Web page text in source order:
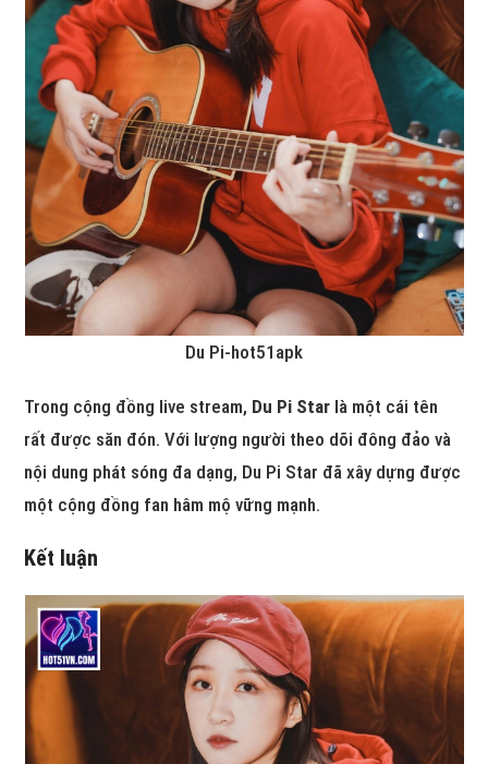
Du Pi-hot51apk
Trong cộng đồng live stream, Du Pi Star là một cái tên
rất được săn đón. Với lượng người theo dõi đông đảo và
nội dung phát sóng đa dạng, Du Pi Star đã xây dựng được
một cộng đồng fan hâm mộ vững mạnh.
Kết luận